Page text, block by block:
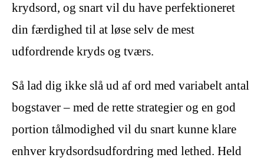
krydsord, og snart vil du have perfektioneret
din færdighed til at løse selv de mest
udfordrende kryds og tværs.
Så lad dig ikke slå ud af ord med variabelt antal
bogstaver – med de rette strategier og en god
portion tålmodighed vil du snart kunne klare
enhver krydsordsudfordring med lethed. Held